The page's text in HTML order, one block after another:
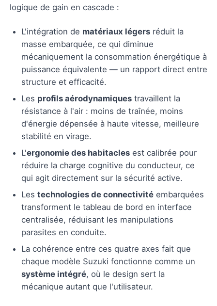
logique de gain en cascade :
L'intégration de matériaux légers réduit la
masse embarquée, ce qui diminue
mécaniquement la consommation énergétique à
puissance équivalente — un rapport direct entre
structure et efficacité.
Les profils aérodynamiques travaillent la
résistance à l'air : moins de traînée, moins
d'énergie dépensée à haute vitesse, meilleure
stabilité en virage.
L'ergonomie des habitacles est calibrée pour
réduire la charge cognitive du conducteur, ce
qui agit directement sur la sécurité active.
Les technologies de connectivité embarquées
transforment le tableau de bord en interface
centralisée, réduisant les manipulations
parasites en conduite.
La cohérence entre ces quatre axes fait que
chaque modèle Suzuki fonctionne comme un
système intégré, où le design sert la
mécanique autant que l'utilisateur.